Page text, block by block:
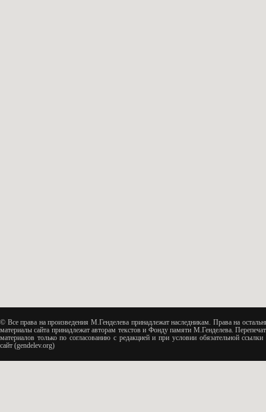
© Все права на произведения М.Генделева принадлежат наследникам. Права на
материалы сайта принадлежат авторам текстов и Фонду памяти М.Генделева.
материалов только по согласованию с редакцией и при условии обязательной ссылки
сайт (gendelev.org)